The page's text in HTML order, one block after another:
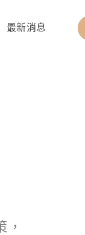
最新消息